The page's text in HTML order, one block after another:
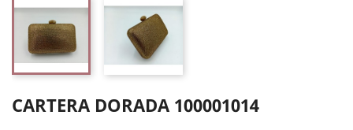
CARTERA DORADA 100001014